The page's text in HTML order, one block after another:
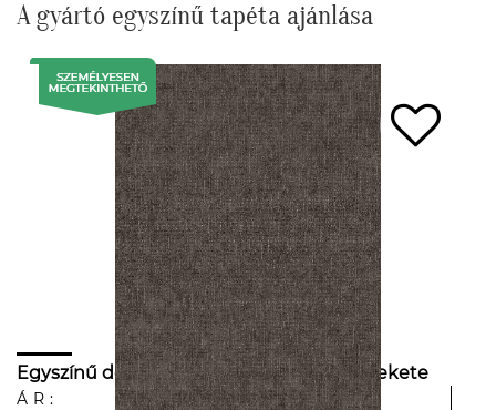
A gyártó egyszínű tapéta ajánlása
Egyszínű design tapéta fényes ezüst és fekete
színvilágban
ÁR: